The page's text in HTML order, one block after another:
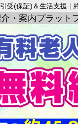
受(保証)＆生活支援
・案内プラット